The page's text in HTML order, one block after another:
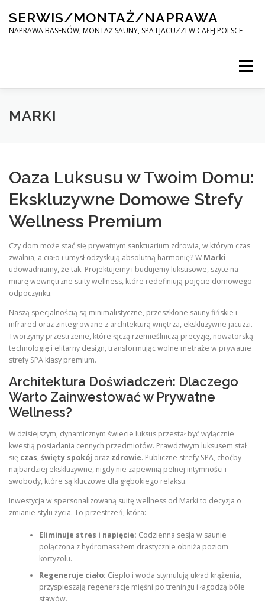
content
SERWIS/MONTAŻ/NAPRAWA
NAPRAWA BASENÓW, MONTAŻ SAUNY, SPA I JACUZZI W CAŁEJ POLSCE
Menu
SPA SERWIS
KONTAKT
MARKI
Oaza Luksusu w Twoim Domu:
Ekskluzywne Domowe Strefy
Wellness Premium
Czy dom może stać się prywatnym sanktuarium zdrowia, w którym czas
zwalnia, a ciało i umysł odzyskują absolutną harmonię? W Marki
udowadniamy, że tak. Projektujemy i budujemy luksusowe, szyte na
miarę wewnętrzne suity wellness, które redefiniują pojęcie domowego
odpoczynku.
Naszą specjalnością są minimalistyczne, przeszklone sauny fińskie i
infrared oraz zintegrowane z architekturą wnętrza, ekskluzywne jacuzzi.
Tworzymy przestrzenie, które łączą rzemieślniczą precyzję, nowatorską
technologię i elitarny design, transformując wolne metraże w prywatne
strefy SPA klasy premium.
Architektura Doświadczeń: Dlaczego
Warto Zainwestować w Prywatne
Wellness?
W dzisiejszym, dynamicznym świecie luksus przestał być wyłącznie
kwestią posiadania cennych przedmiotów. Prawdziwym luksusem stał
się czas, święty spokój oraz zdrowie. Publiczne strefy SPA, choćby
najbardziej ekskluzywne, nigdy nie zapewnią pełnej intymności i
swobody, które są kluczowe dla głębokiego relaksu.
Inwestycja w spersonalizowaną suitę wellness od Marki to decyzja o
zmianie stylu życia. To przestrzeń, która:
Eliminuje stres i napięcie: Codzienna sesja w saunie
połączona z hydromasażem drastycznie obniża poziom
kortyzolu.
Regeneruje ciało: Ciepło i woda stymulują układ krążenia,
przyspieszają regenerację mięśni po treningu i łagodzą bóle
stawów.